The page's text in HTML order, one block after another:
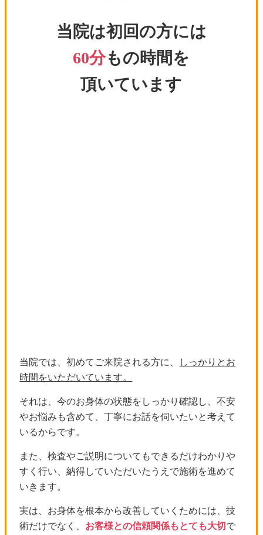
当院は初回の方には
60分もの時間を
頂いています
当院では、初めてご来院される方に、
しっかりとお
時間をいただいています。
それは、今のお身体の状態をしっかり確認し、不安
やお悩みも含めて、丁寧にお話を伺いたいと考えて
いるからです。
また、検査やご説明についてもできるだけわかりや
すく行い、納得していただいたうえで施術を進めて
いきます。
実は、お身体を根本から改善していくためには、技
術だけでなく、 お客様との信頼関係もとても大切で